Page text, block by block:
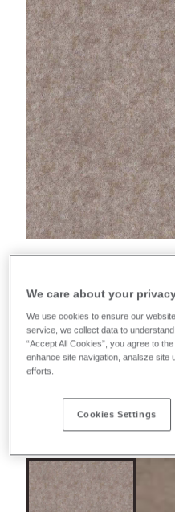
Super Trim
Farben
We care about your
We use cookies to ensure our
service, we collect data to
“Accept All Cookies”, you agree to
enhance site navigation, analsze site
efforts.
Cookies Settings